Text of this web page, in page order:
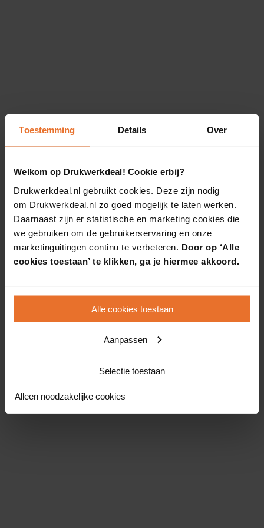
Toestemming Details Over
Welkom op Drukwerkdeal! Cookie erbij?
Drukwerkdeal.nl gebruikt cookies. Deze zijn nodig
om Drukwerkdeal.nl zo goed mogelijk te laten werken.
Daarnaast zijn er statistische en marketing cookies die
we gebruiken om de gebruikerservaring en onze
marketinguitingen continu te verbeteren. Door op ‘Alle
cookies toestaan’ te klikken, ga je hiermee akkoord.
Alle cookies toestaan
Aanpassen
Selectie toestaan
Alleen noodzakelijke cookies